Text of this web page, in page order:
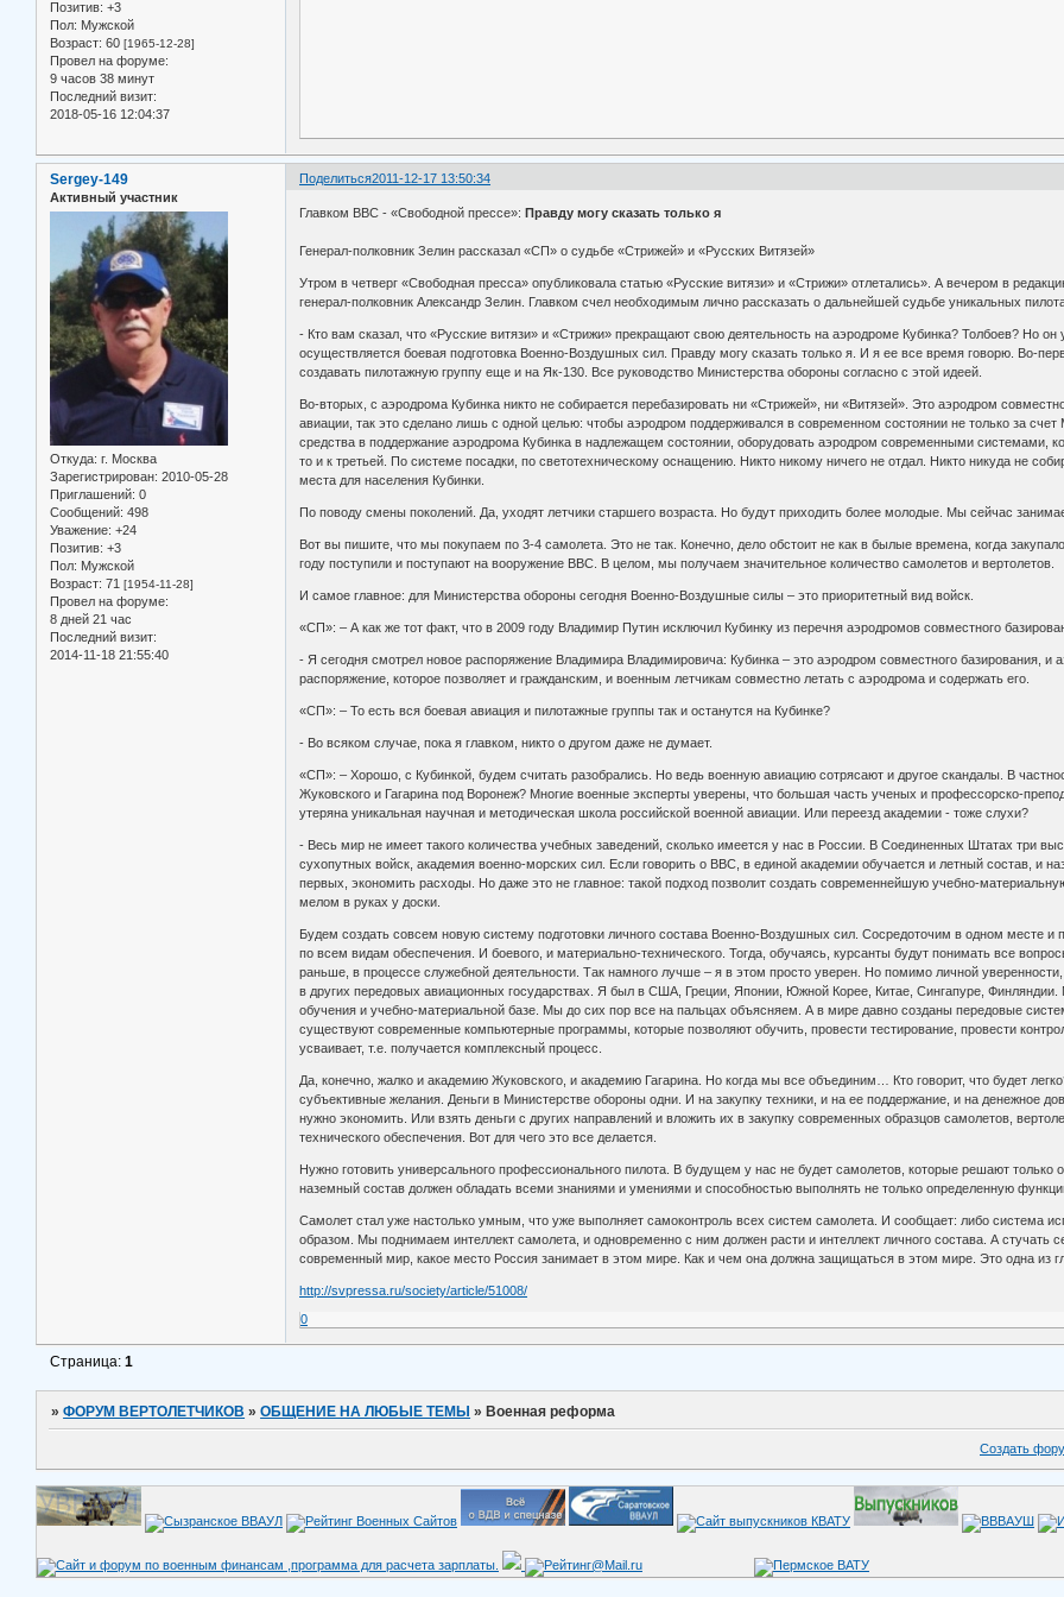
Позитив: +3
Пол: Мужской
Возраст: 60 [1965-12-28]
Провел на форуме:
9 часов 38 минут
Последний визит:
2018-05-16 12:04:37
Поделиться2011-12-17 13:50:34
Sergey-149
Активный участник
Откуда: г. Москва
Зарегистрирован: 2010-05-28
Приглашений: 0
Сообщений: 498
Уважение: +24
Позитив: +3
Пол: Мужской
Возраст: 71 [1954-11-28]
Провел на форуме:
8 дней 21 час
Последний визит:
2014-11-18 21:55:40
Главком ВВС - «Свободной прессе»:Правду могу сказать только я
Генерал-полковник Зелин рассказал «СП» о судьбе «Стрижей» и «Русских Витязей»
Утром в четверг «Свободная пресса» опубликовала статью «Русские витязи» и «Стрижи» отлетались». А вечером в
генерал-полковник Александр Зелин. Главком счел необходимым лично рассказать о дальнейшей судьбе уникальных
- Кто вам сказал, что «Русские витязи» и «Стрижи» прекращают свою деятельность на аэродроме Кубинка? Толбоев? Но
осуществляется боевая подготовка Военно-Воздушных сил. Правду могу сказать только я. И я ее все время говорю. Во-
создавать пилотажную группу еще и на Як-130. Все руководство Министерства обороны согласно с этой идеей.
Во-вторых, с аэродрома Кубинка никто не собирается перебазировать ни «Стрижей», ни «Витязей». Это аэродром
авиации, так это сделано лишь с одной целью: чтобы аэродром поддерживался в современном состоянии не только за
средства в поддержание аэродрома Кубинка в надлежащем состоянии, оборудовать аэродром современными системами,
то и к третьей. По системе посадки, по светотехническому оснащению. Никто никому ничего не отдал. Никто никуда не
места для населения Кубинки.
По поводу смены поколений. Да, уходят летчики старшего возраста. Но будут приходить более молодые. Мы сейчас
Вот вы пишите, что мы покупаем по 3-4 самолета. Это не так. Конечно, дело обстоит не как в былые времена, когда
году поступили и поступают на вооружение ВВС. В целом, мы получаем значительное количество самолетов и вертолетов.
И самое главное: для Министерства обороны сегодня Военно-Воздушные силы – это приоритетный вид войск.
«СП»: – А как же тот факт, что в 2009 году Владимир Путин исключил Кубинку из перечня аэродромов совместного
- Я сегодня смотрел новое распоряжение Владимира Владимировича: Кубинка – это аэродром совместного базирования,
распоряжение, которое позволяет и гражданским, и военным летчикам совместно летать с аэродрома и содержать его.
«СП»: – То есть вся боевая авиация и пилотажные группы так и останутся на Кубинке?
- Во всяком случае, пока я главком, никто о другом даже не думает.
«СП»: – Хорошо, с Кубинкой, будем считать разобрались. Но ведь военную авиацию сотрясают и другое скандалы. В
Жуковского и Гагарина под Воронеж? Многие военные эксперты уверены, что большая часть ученых и профессорско-
утеряна уникальная научная и методическая школа российской военной авиации. Или переезд академии - тоже слухи?
- Весь мир не имеет такого количества учебных заведений, сколько имеется у нас в России. В Соединенных Штатах три
сухопутных войск, академия военно-морских сил. Если говорить о ВВС, в единой академии обучается и летный состав, и
первых, экономить расходы. Но даже это не главное: такой подход позволит создать современнейшую учебно-
мелом в руках у доски.
Будем создать совсем новую систему подготовки личного состава Военно-Воздушных сил. Сосредоточим в одном месте и
по всем видам обеспечения. И боевого, и материально-технического. Тогда, обучаясь, курсанты будут понимать все
раньше, в процессе служебной деятельности. Так намного лучше – я в этом просто уверен. Но помимо личной
в других передовых авиационных государствах. Я был в США, Греции, Японии, Южной Корее, Китае, Сингапуре, Финляндии.
обучения и учебно-материальной базе. Мы до сих пор все на пальцах объясняем. А в мире давно созданы передовые
существуют современные компьютерные программы, которые позволяют обучить, провести тестирование, провести
усваивает, т.е. получается комплексный процесс.
Да, конечно, жалко и академию Жуковского, и академию Гагарина. Но когда мы все объединим… Кто говорит, что будет
субъективные желания. Деньги в Министерстве обороны одни. И на закупку техники, и на ее поддержание, и на денежное
нужно экономить. Или взять деньги с других направлений и вложить их в закупку современных образцов самолетов,
технического обеспечения. Вот для чего это все делается.
Нужно готовить универсального профессионального пилота. В будущем у нас не будет самолетов, которые решают
наземный состав должен обладать всеми знаниями и умениями и способностью выполнять не только определенную
Самолет стал уже настолько умным, что уже выполняет самоконтроль всех систем самолета. И сообщает: либо система
образом. Мы поднимаем интеллект самолета, и одновременно с ним должен расти и интеллект личного состава. А стучать
современный мир, какое место Россия занимает в этом мире. Как и чем она должна защищаться в этом мире. Это одна из
http://svpressa.ru/society/article/51008/
0
Страница:1
»ФОРУМ ВЕРТОЛЕТЧИКОВ »ОБЩЕНИЕ НА ЛЮБЫЕ ТЕМЫ »Военная реформа
Создать